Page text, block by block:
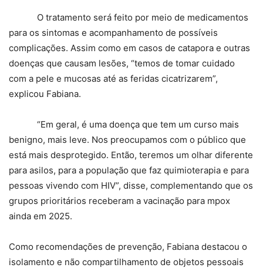
O tratamento será feito por meio de medicamentos
para os sintomas e acompanhamento de possíveis
complicações. Assim como em casos de catapora e outras
doenças que causam lesões, “temos de tomar cuidado
com a pele e mucosas até as feridas cicatrizarem”,
explicou Fabiana.
“Em geral, é uma doença que tem um curso mais
benigno, mais leve. Nos preocupamos com o público que
está mais desprotegido. Então, teremos um olhar diferente
para asilos, para a população que faz quimioterapia e para
pessoas vivendo com HIV”, disse, complementando que os
grupos prioritários receberam a vacinação para mpox
ainda em 2025.
Como recomendações de prevenção, Fabiana destacou o
isolamento e não compartilhamento de objetos pessoais